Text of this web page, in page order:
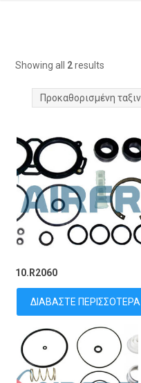
Showing all 2results
10.R2060
ΔΙΑΒΆΣΤΕ ΠΕΡΙΣΣΌΤΕΡΑ